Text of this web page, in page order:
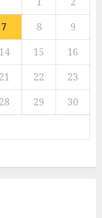
7 8
9
14 15
16
21 22
23
28 29
30